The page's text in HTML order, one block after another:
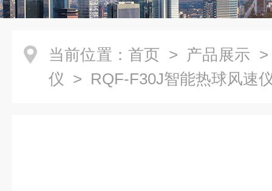
当前位置： 首页 > 产品展示
仪 > RQF-F30J智能热球风速